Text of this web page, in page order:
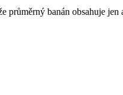
banán obsahuje jen